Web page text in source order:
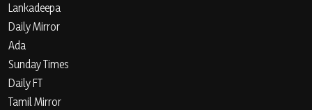
Lankadeepa
Daily Mirror
Ada
Sunday Times
Daily FT
Tamil Mirror